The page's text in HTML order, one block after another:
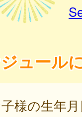
ュール
様の生年